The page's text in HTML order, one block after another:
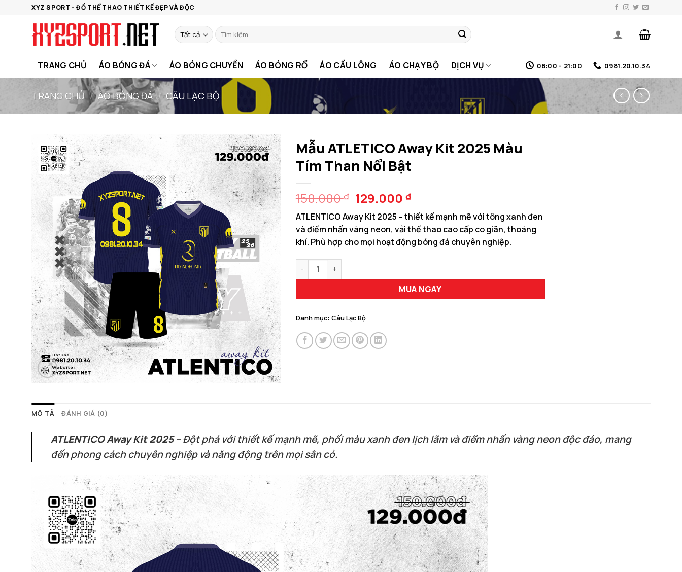
XYZ SPORT - ĐỒ THỂ THAO THIẾT KẾ ĐẸP VÀ ĐỘC
Tìm
kiếm:
TRANG CHỦ ÁO BÓNG ĐÁ ÁO BÓNG CHUYỀN ÁO BÓNG RỔ ÁO CẦU LÔNG ÁO CHẠY BỘ DỊCH VỤ 08:00 - 21:00 0981.20.10.34
TRANG CHỦ / ÁO BÓNG ĐÁ / CÂU LẠC BỘ
Mẫu ATLETICO Away Kit 2025 Màu
Tím Than Nổi Bật
150.000₫ Giá
gốc
là:
150.000 ₫.
129.000₫Giá
hiện
tại
là:
129.000 ₫.
ATLENTICO Away Kit 2025 – thiết kế mạnh mẽ với tông xanh đen
và điểm nhấn vàng neon, vải thể thao cao cấp co giãn, thoáng
khí. Phù hợp cho mọi hoạt động bóng đá chuyên nghiệp.
Mẫu ATLETICO Away Kit 2025 Màu Tím Than Nổi Bật số lượng
MUA NGAY
Danh mục: Câu Lạc Bộ
MÔ TẢ ĐÁNH GIÁ (0)
ATLENTICO Away Kit 2025– Đột phá với thiết kế mạnh mẽ, phối màu xanh đen lịch lãm và điểm nhấn vàng neon độc đáo, mang
đến phong cách chuyên nghiệp và năng động trên mọi sân cỏ.